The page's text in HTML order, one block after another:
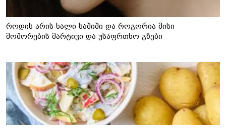
როდის არის ხალი საშიში და როგორია მისი
მოშორების მარტივი და უსაფრთხო გზები